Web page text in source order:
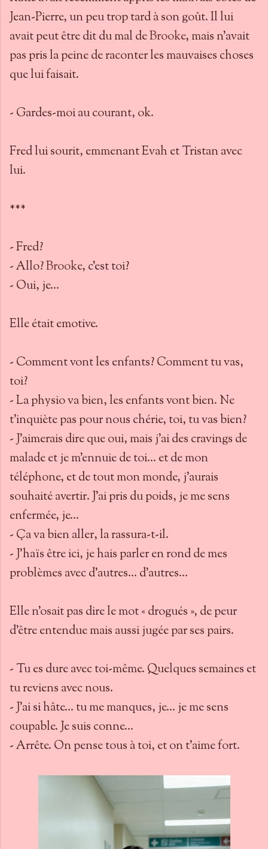
Jean-Pierre, un peu trop tard à son goût. Il lui
avait peut être dit du mal deBrooke, mais n’avait
pas pris la peine de raconter les mauvaises choses
que lui faisait.
- Gardes-moi au courant, ok.
Fred lui sourit, emmenant Evah et Tristan avec
lui.
***
- Fred?
- Allo?Brooke, c’est toi?
- Oui, je…
Elle était emotive.
- Comment vont les enfants? Comment tu vas,
toi?
- La physio va bien, les enfants vont bien. Ne
t’inquiète pas pour nous chérie, toi, tu vas bien?
- J’aimerais dire que oui, mais j’ai des cravings de
malade et je m’ennuie de toi… et de mon
téléphone, et de tout mon monde, j’aurais
souhaité avertir. J’ai pris du poids, je me sens
enfermée, je…
- Ça va bien aller, la rassura-t-il.
- J’haïs être ici, je hais parler en rond de mes
problèmes avec d’autres… d’autres…
Elle n’osait pas dire le mot « drogués », de peur
d’être entendue mais aussi jugée par ses pairs.
- Tu es dure avec toi-même. Quelques semaines et
tu reviens avec nous.
- J’ai si hâte… tu me manques, je… je me sens
coupable. Je suis conne…
- Arrête. On pense tous à toi, et on t’aime fort.